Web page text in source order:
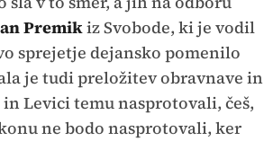
Premikiz Svobode, ki je vodil
sprejetje dejansko pomenilo
je tudi preložitev obravnave in
Levici temu nasprotovali, češ,
ne bodo nasprotovali, ker